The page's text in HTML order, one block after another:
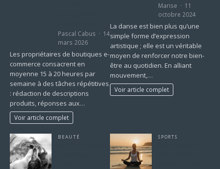
Pascal Cabus
14
mars 2026
Les propriétaires de boutiques e-
commerce consacrent en
moyenne 15 à 20 heures par
semaine à des tâches répétitives
: rédaction de descriptions
produits, réponses aux…
Voir article complet
Marise
11
octobre 2024
La danse est bien plus qu’une
simple forme d’expression
artistique ; elle est un véritable
moyen de renforcer notre bien-
être au quotidien. En alliant
mouvement,…
Voir article complet
BEAUTÉ SPORTS